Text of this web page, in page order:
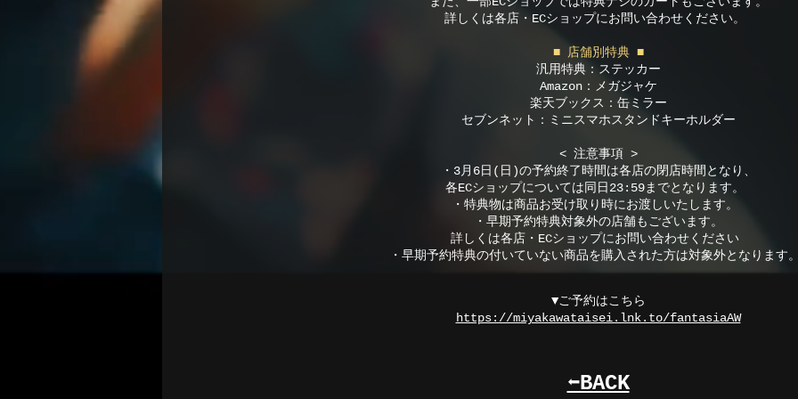
詳しくは各店・ECショップにお問い合わせください。
■ 店舗別特典 ■
汎用特典：ステッカー
Amazon：メガジャケ
楽天ブックス：缶ミラー
セブンネット：ミニスマホスタンドキーホルダー
< 注意事項 >
・3月6日(日)の予約終了時間は各店の閉店時間となり、
各ECショップについては同日23:59までとなります。
・特典物は商品お受け取り時にお渡しいたします。
・早期予約特典対象外の店舗もございます。
詳しくは各店・ECショップにお問い合わせください
・早期予約特典の付いていない商品を購入された方は対象外となります
​▼ご予約はこちら
https://miyakawataisei.lnk.to/fantasiaAW
⬅︎BACK